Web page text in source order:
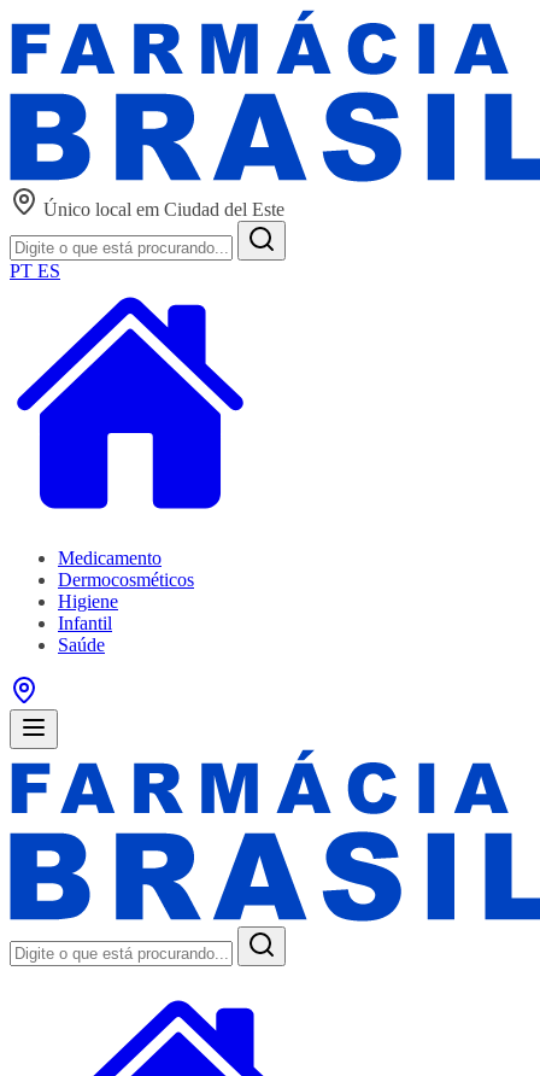
Único local em Ciudad del Este
PT ES
Medicamento
Dermocosméticos
Higiene
Infantil
Saúde